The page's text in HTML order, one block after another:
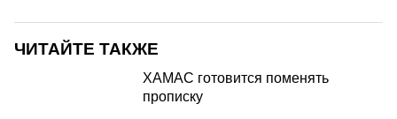
ЧИТАЙТЕ ТАКЖЕ
ХАМАС готовится поменять
прописку